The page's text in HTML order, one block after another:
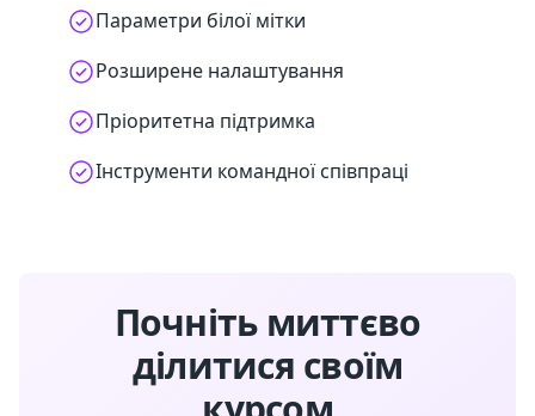
Параметри білої мітки
Розширене налаштування
Пріоритетна підтримка
Інструменти командної співпраці
Почніть миттєво
ділитися своїм